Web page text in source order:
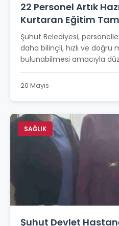
22 Personel Artık
Kurtaran Eğitim
Şuhut Belediyesi,
daha bilinçli, hızlı ve doğru
bulunabilmesi amacıyla
20 Mayıs
SAĞLIK
Şuhut Devlet